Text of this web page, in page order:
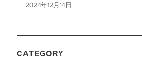
2024年12月14日
CATEGORY